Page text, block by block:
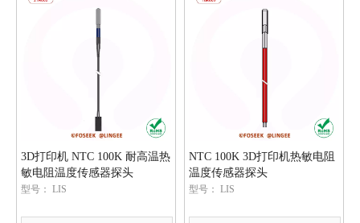
3D打印机 NTC 100K 耐高温热
敏电阻温度传感器探头
型号： LIS
NTC 100K 3D打印机热敏电阻
温度传感器探头
型号： LIS